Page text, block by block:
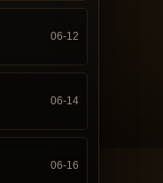
06-12
06-14
06-16